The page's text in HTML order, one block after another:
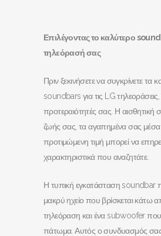
Επιλέγοντας το καλύτερο
τηλεόρασή σας
Πριν ξεκινήσετε να συγκρίνετε τα
soundbars για τις LG τηλεοράσεις,
προτεραιότητές σας. Η αισθητική
ζωής σας, τα αγαπημένα σας μέσα
προτιμώμενη τιμή μπορεί να
χαρακτηριστικά που αναζητάτε.
Η τυπική εγκατάσταση soundbar
μακρύ ηχείο που βρίσκεται κάτω
τηλεόραση και ένα subwoofer που
πάτωμα. Αυτός ο συνδυασμός σας